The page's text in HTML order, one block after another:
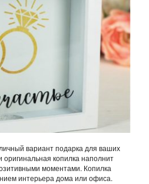
вариант подарка для ваших
оригинальная копилка наполнит
моментами. Копилка
интерьера дома или офиса.